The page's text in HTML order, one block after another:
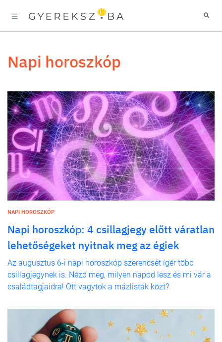
napi horoszkóp
NAPI HOROSZKÓP
Napi horoszkóp: 4 csillagjegy előtt váratlan
lehetőségeket nyitnak meg az égiek
Az augusztus 6-i napi horoszkóp szerencsét ígér több
csillagjegynek is. Nézd meg, milyen napod lesz és mi vár a
családtagjaidra! Ott vagytok a mázlisták közt?